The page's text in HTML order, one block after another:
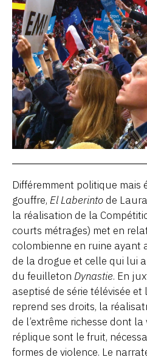
Différemment politique mais
gouffre, El Laberinto de
la réalisation de la
courts métrages) met en
colombienne en ruine
de la drogue et celle qui lui
du feuilleton Dynastie. En
aseptisé de série télévisée
reprend ses droits, la
de l’extrême richesse dont
réplique sont le fruit,
formes de violence. Le